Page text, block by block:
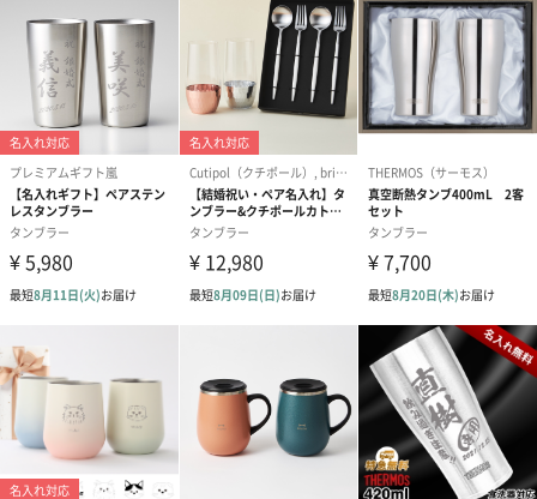
ダンボール装飾（ひま
わり）（720円）
ダンボール装飾（チュ
ーリップ）（720円）
ダンボール装
イトピンク×
ト）（580円）
紙袋
お渡し用の紙袋です。
商品に合わせたサイズをお届けします。